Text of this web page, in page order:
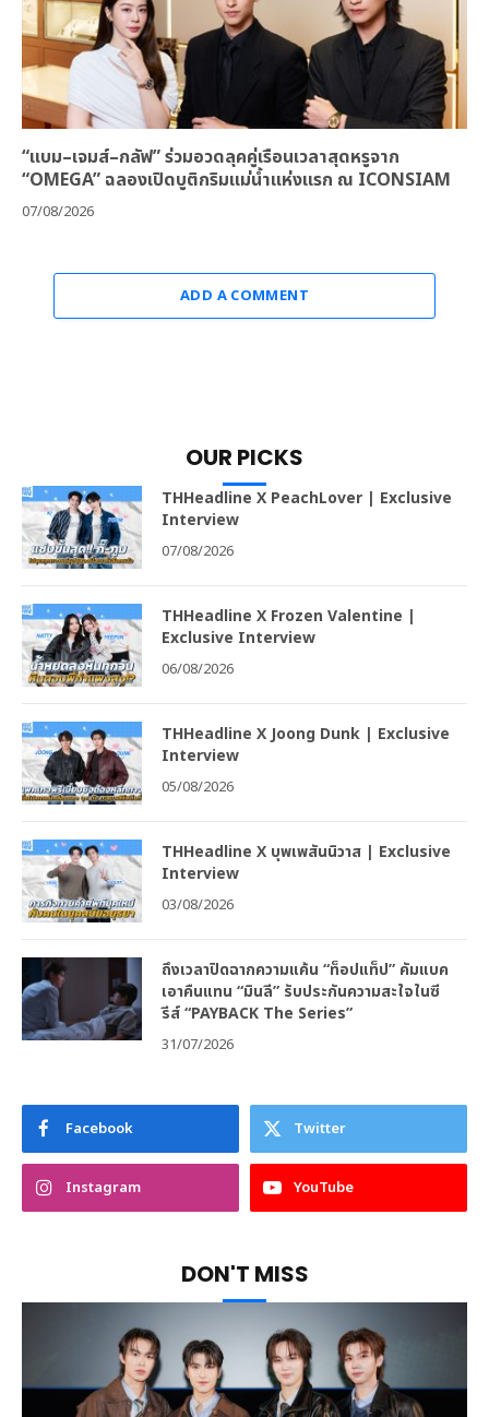
“แบม–เจมส์–กลัฟ” ร่วมอวดลุคคู่เรือนเวลาสุดหรูจาก
“OMEGA” ฉลองเปิดบูติกริมแม่น้ำแห่งแรก ณ ICONSIAM
07/08/2026
ADD A COMMENT
OUR PICKS
THHeadline X PeachLover | Exclusive
Interview
07/08/2026
THHeadline X Frozen Valentine |
Exclusive Interview
06/08/2026
THHeadline X Joong Dunk | Exclusive
Interview
05/08/2026
THHeadline X บุพเพสันนิวาส | Exclusive
Interview
03/08/2026
ถึงเวลาปิดฉากความแค้น “ท็อปแท็ป” คัมแบค
เอาคืนแทน “มินลี” รับประกันความสะใจในซี
รีส์ “PAYBACK The Series”
31/07/2026
Facebook Twitter
Instagram YouTube
DON'T MISS